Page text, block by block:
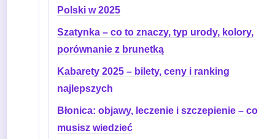
Polski w 2025
Szatynka – co to znaczy, typ urody, kolory,
porównanie z brunetką
Kabarety 2025 – bilety, ceny i ranking
najlepszych
Błonica: objawy, leczenie i szczepienie – co
musisz wiedzieć